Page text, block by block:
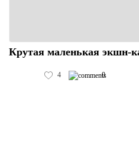
Крутая маленькая экшн-
4 0